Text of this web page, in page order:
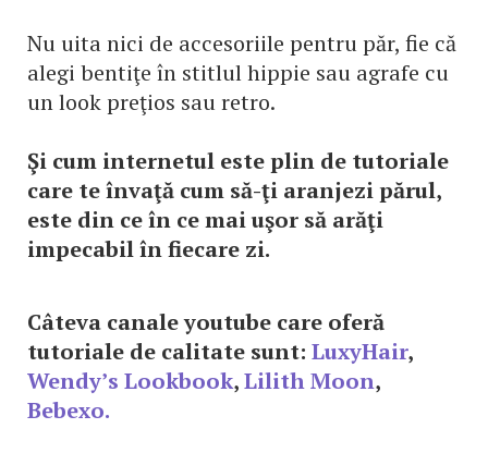
Nu uita nici de accesoriile pentru păr, fie că
alegi bentiţe în stitlul hippie sau agrafe cu
un look preţios sau retro.
Şi cum internetul este plin de tutoriale
care te învaţă cum să-ţi aranjezi părul,
este din ce în ce mai uşor să arăţi
impecabil în fiecare zi.
Câteva canale youtube care oferă
tutoriale de calitate sunt: LuxyHair,
Wendy’s Lookbook,Lilith Moon,
Bebexo.